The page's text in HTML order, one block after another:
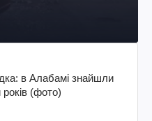
в Алабамі знайшли
(фото)